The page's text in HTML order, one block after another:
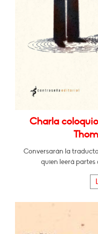
Charla
Conversarán la
quien leerá